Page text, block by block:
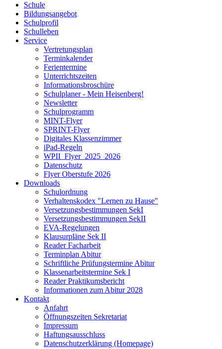
Schule
Bildungsangebot
Schulprofil
Schulleben
Service
Vertretungsplan
Terminkalender
Ferientermine
Unterrichtszeiten
Informationsbroschüre
Schulplaner - Mein Heisenberg!
Newsletter
Schulprogramm
MINT-Flyer
SPRINT-Flyer
Digitales Klassenzimmer
iPad-Regeln
WPII_Flyer_2025_2026
Datenschutz
Flyer Oberstufe 2026
Downloads
Schulordnung
Verhaltenskodex "Lernen zu Hause"
Versetzungsbestimmungen SekI
Versetzungsbestimmungen SekII
EVA-Regelungen
Klausurpläne Sek II
Reader Facharbeit
Terminplan Abitur
Schriftliche Prüfungstermine Abitur
Klassenarbeitstermine Sek I
Reader Praktikumsbericht
Informationen zum Abitur 2028
Kontakt
Anfahrt
Öffnungszeiten Sekretariat
Impressum
Haftungsausschluss
Datenschutzerklärung (Homepage)